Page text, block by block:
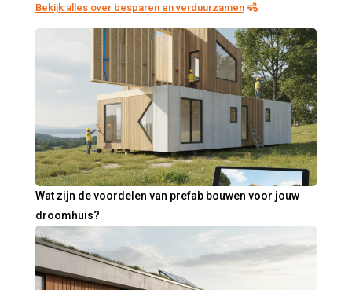
Bekijk alles over besparen en verduurzamen
Wat zijn de voordelen van prefab bouwen voor jouw
droomhuis?